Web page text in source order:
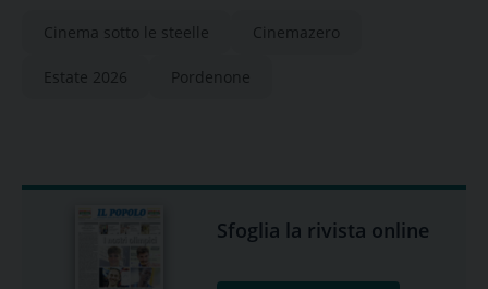
Cinema sotto le steelle Cinemazero
Estate 2026 Pordenone
Sfoglia la rivista online